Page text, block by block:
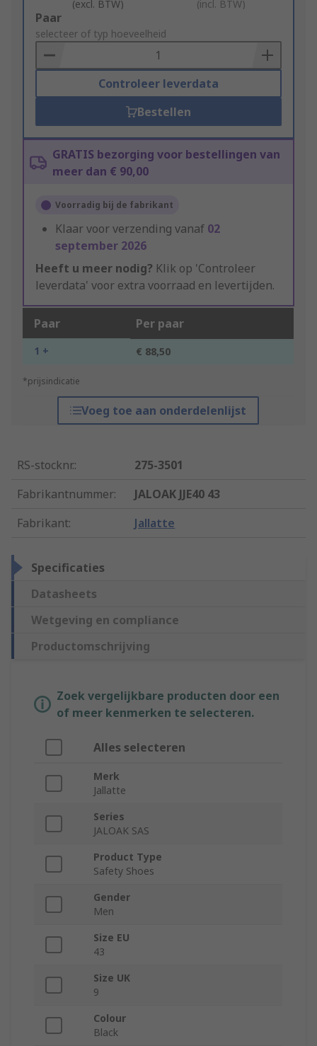
(excl. BTW) (incl. BTW)
Add
to
Basket
Paar
selecteer of typ hoeveelheid
Controleer leverdata
Bestellen
GRATIS bezorging voor bestellingen van
meer dan € 90,00
Voorradig bij de fabrikant
Klaar voor verzending vanaf 02
september 2026
Heeft u meer nodig? Klik op 'Controleer
leverdata' voor extra voorraad en levertijden.
Paar Per paar
1 + € 88,50
*prijsindicatie
Voeg toe aan onderdelenlijst
RS-stocknr.:
275-3501
Fabrikantnummer:
JALOAK JJE40 43
Fabrikant: Jallatte
Specificaties
Datasheets
Wetgeving en compliance
Productomschrijving
Zoek vergelijkbare producten door een
of meer kenmerken te selecteren.
Alles selecteren
Merk
Jallatte
Series
JALOAK SAS
Product Type
Safety Shoes
Gender
Men
Size EU
43
Size UK
9
Colour
Black